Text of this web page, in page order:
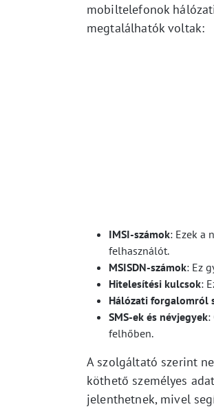
mobiltelefonok
megtalálhatók voltak:
IMSI-számok: Ezek a
felhasználót.
MSISDN-számok: Ez
Hitelesítési kulcsok:
Hálózati forgalomról
SMS-ek és névjegyek:
felhőben.
A szolgáltató szerint
köthető személyes
jelenthetnek, mivel